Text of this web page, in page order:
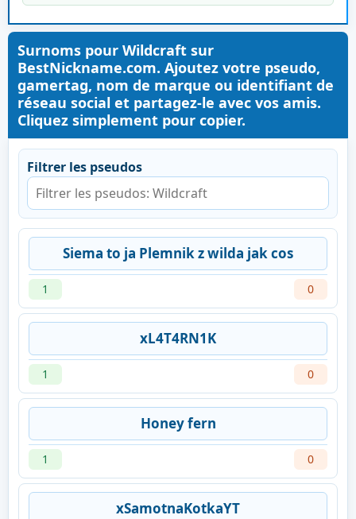
Surnoms pour Wildcraft sur
BestNickname.com. Ajoutez votre pseudo,
gamertag, nom de marque ou identifiant de
réseau social et partagez-le avec vos amis.
Cliquez simplement pour copier.
Filtrer les pseudos
Siema to ja Plemnik z wilda jak cos
1 0
xL4T4RN1K
1 0
Honey fern
1 0
xSamotnaKotkaYT